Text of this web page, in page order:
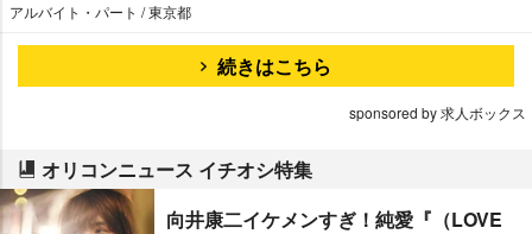
アルバイト・パート / 東京都
続きはこちら
sponsored by 求人ボックス
オリコンニュース イチオシ特集
向井康二イケメンすぎ！純愛『（LOVE